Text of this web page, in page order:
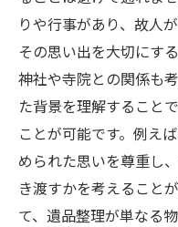
りや行事があり、故人
その思い出を大切にす
神社や寺院との関係も
た背景を理解すること
ことが可能です。例え
められた思いを尊重し
き渡すかを考えること
て、遺品整理が単なる